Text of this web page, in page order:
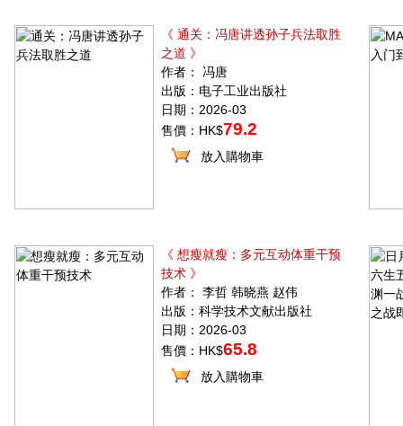
《 通关：冯唐讲透孙子兵法取胜
之道 》
作者： 冯唐
出版：电子工业出版社
日期：2026-03
售價：HK$79.2
放入購物車
《 想瘦就瘦：多元互动体重干预
技术 》
作者： 李哲 韩晓燕 赵伟
出版：科学技术文献出版社
日期：2026-03
售價：HK$65.8
放入購物車